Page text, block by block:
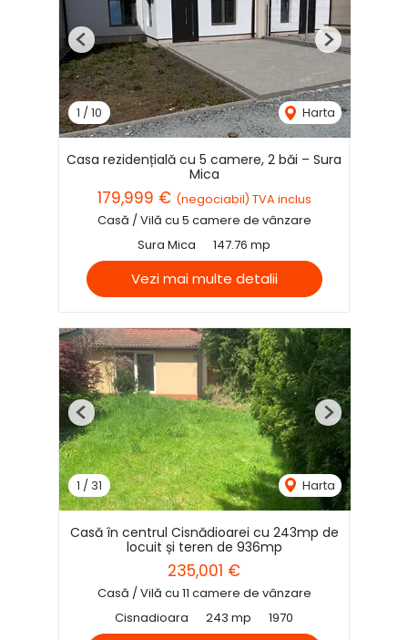
1 /10 Harta
Previous Next
Casa rezidențială cu 5 camere, 2 băi – Sura
Mica
179,999 € (negociabil) TVA inclus
Casă / Vilă cu 5 camere de vânzare
Sura Mica
147.76 mp
Vezi mai multe detalii
1 / 31 Harta
Previous Next
Casă în centrul Cisnădioarei cu 243mp de
locuit și teren de 936mp
235,001 €
Casă / Vilă cu 11 camere de vânzare
Cisnadioara
243 mp 1970